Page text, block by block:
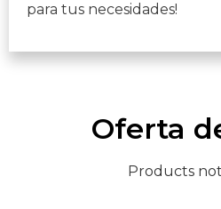
para tus necesidades!
Oferta
Products